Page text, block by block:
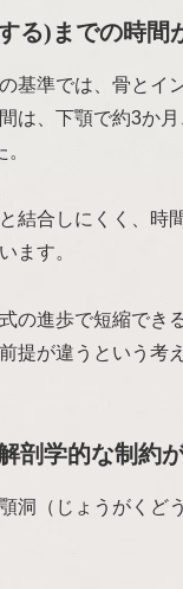
る)までの時間
基準では、骨とイ
は、下顎で約3か
結合しにくく、時
ます。
の進歩で短縮でき
提が違うという考
剖学的な制約
洞（じょうがくど